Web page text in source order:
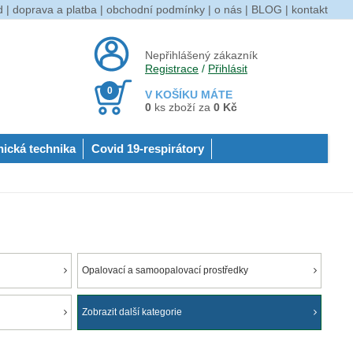
| doprava a platba | obchodní podmínky | o nás | BLOG | kontakt
Nepřihlášený zákazník
Registrace / Přihlásit
V KOŠÍKU MÁTE
0
0 ks zboží za 0 Kč
technika Covid 19-respirátory
Opalovací a samoopalovací prostředky
Zobrazit další kategorie